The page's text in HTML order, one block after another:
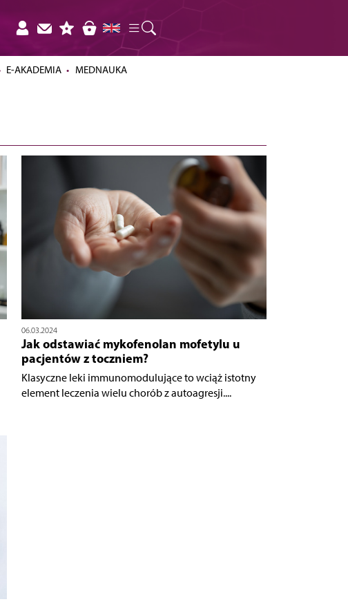
E-AKADEMIA MEDNAUKA
06.03.2024
Jak odstawiać mykofenolan mofetylu u
pacjentów z toczniem?
Klasyczne leki immunomodulujące to wciąż istotny
element leczenia wielu chorób z autoagresji....